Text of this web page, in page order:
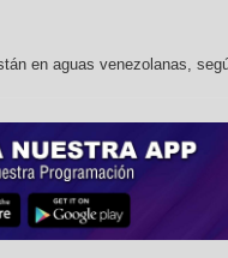
en aguas venezolanas,